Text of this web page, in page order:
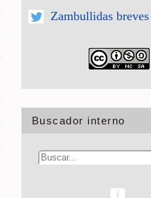
Zambullidas breves
Buscador interno